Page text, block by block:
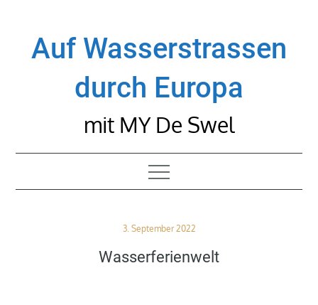
contentAuf Wasserstrassen
durch Europa
mit MY De Swel
Posted
3. September 2022
Wasserferienwelt